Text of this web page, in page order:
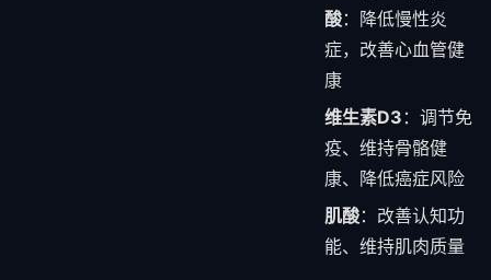
酸：降低慢性炎
症，改善心血管健
康
维生素D3 ：调节免
疫、维持骨骼健
康、降低癌症风险
肌酸：改善认知功
能、维持肌肉质量